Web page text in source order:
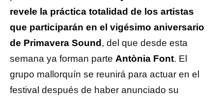
revele la práctica totalidad de los artistas
que participarán en el vigésimo aniversario
de Primavera Sound, del que desde esta
semana ya forman parte Antònia Font. El
grupo mallorquín se reunirá para actuar en el
festival después de haber anunciado su